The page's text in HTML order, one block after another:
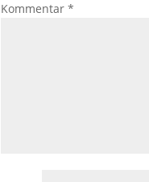
Kommentar*